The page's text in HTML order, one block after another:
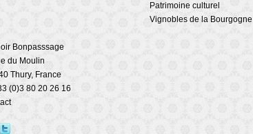
Patrimoine culturel
Vignobles de la Bourgogne
Bonpasssage
du Moulin
Thury, France
(0)3 80 20 26 16